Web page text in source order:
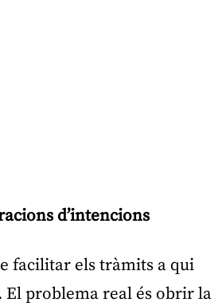
d’intencions
facilitar els tràmits a qui
El problema real és obrir la